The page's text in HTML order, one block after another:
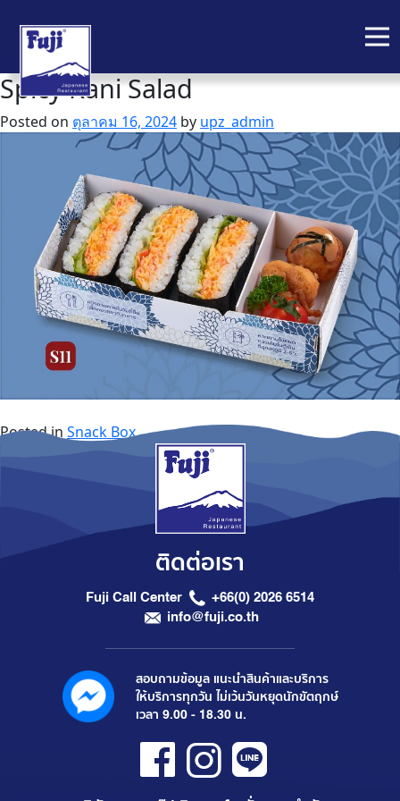
Skip
to
content
Spicy Kani Salad
Posted on ตุลาคม 16, 2024 by upz_admin
Posted in Snack Box
ติดต่อเรา
Fuji Call Center
+66(0) 2026 6514
info@fuji.co.th
สอบถามข้อมูล แนะนำสินค้าและบริการ
ให้บริการทุกวัน ไม่เว้นวันหยุดนักขัตฤกษ์
เวลา 9.00 - 18.30 น.